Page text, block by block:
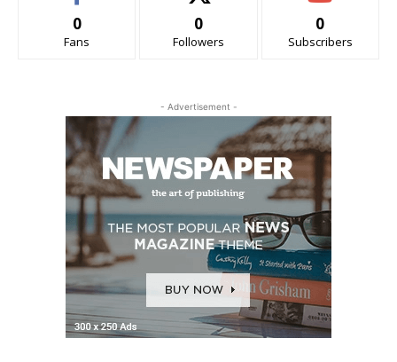
0
Fans
0
Followers
0
Subscribers
- Advertisement -